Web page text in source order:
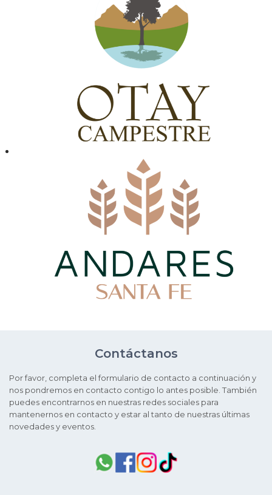
Contáctanos
Por favor, completa el formulario de contacto a continuación y
nos pondremos en contacto contigo lo antes posible. También
puedes encontrarnos en nuestras redes sociales para
mantenernos en contacto y estar al tanto de nuestras últimas
novedades y eventos.